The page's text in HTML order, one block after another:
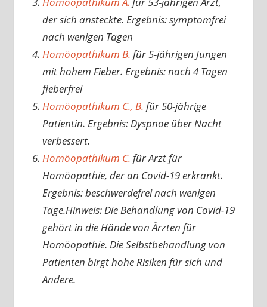
der sich ansteckte. Ergebnis: symptomfrei
nach wenigen Tagen
Homöopathikum B. für 5-jährigen Jungen
mit hohem Fieber. Ergebnis: nach 4 Tagen
fieberfrei
Homöopathikum C., B. für 50-jährige
Patientin. Ergebnis: Dyspnoe über Nacht
verbessert.
Homöopathikum C. für Arzt für
Homöopathie, der an Covid-19 erkrankt.
Ergebnis: beschwerdefrei nach wenigen
Tage.Hinweis: Die Behandlung von Covid-19
gehört in die Hände von Ärzten für
Homöopathie. Die Selbstbehandlung von
Patienten birgt hohe Risiken für sich und
Andere.